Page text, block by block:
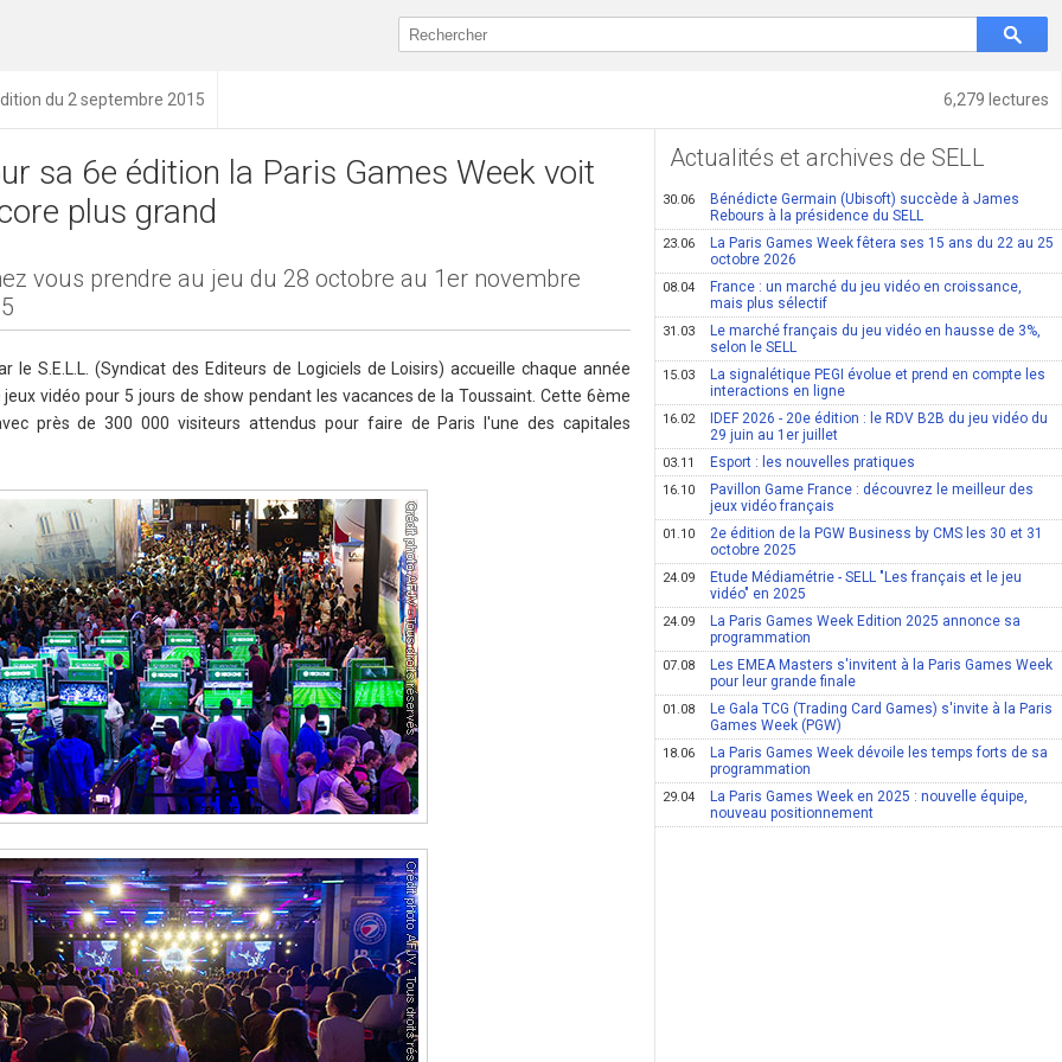
6,279 lectures
du 2 septembre 2015
sa 6e édition la Paris Games Week voit
plus grand
vous prendre au jeu du 28 octobre au 1er novembre
le S.E.L.L. (Syndicat des Editeurs de Logiciels de Loisirs) accueille chaque année
vidéo pour 5 jours de show pendant les vacances de la Toussaint. Cette 6ème
près de 300 000 visiteurs attendus pour faire de Paris l'une des capitales
Actualités et archives de SELL
30.06
Bénédicte Germain (Ubisoft) succède à James
Rebours à la présidence du SELL
23.06
La Paris Games Week fêtera ses 15 ans du 22 au 25
octobre 2026
08.04
France : un marché du jeu vidéo en croissance,
mais plus sélectif
31.03
Le marché français du jeu vidéo en hausse de 3%,
selon le SELL
15.03
La signalétique PEGI évolue et prend en compte les
interactions en ligne
16.02
IDEF 2026 - 20e édition : le RDV B2B du jeu vidéo du
29 juin au 1er juillet
03.11 Esport : les nouvelles pratiques
16.10
Pavillon Game France : découvrez le meilleur des
jeux vidéo français
01.10
2e édition de la PGW Business by CMS les 30 et 31
octobre 2025
24.09
Etude Médiamétrie - SELL "Les français et le jeu
vidéo" en 2025
24.09
La Paris Games Week Edition 2025 annonce sa
programmation
07.08
Les EMEA Masters s'invitent à la Paris Games Week
pour leur grande finale
01.08
Le Gala TCG (Trading Card Games) s'invite à la Paris
Games Week (PGW)
18.06
La Paris Games Week dévoile les temps forts de sa
programmation
29.04
La Paris Games Week en 2025 : nouvelle équipe,
nouveau positionnement